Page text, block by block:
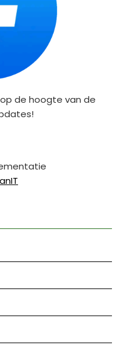
de hoogte van de